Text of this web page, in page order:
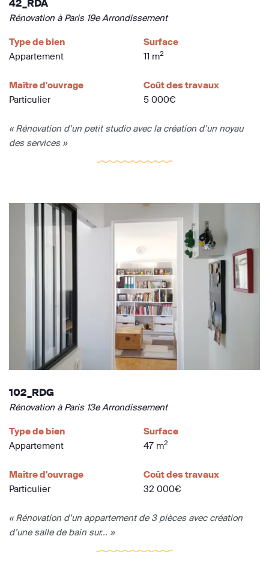
42_RDA
Rénovation à Paris 19e Arrondissement
Type de bien
Appartement
Surface
11 m2
Maître d'ouvrage
Particulier
Coût des travaux
5 000€
« Rénovation d’un petit studio avec la création d’un noyau
des services »
102_RDG
Rénovation à Paris 13e Arrondissement
Type de bien
Appartement
Surface
47 m2
Maître d'ouvrage
Particulier
Coût des travaux
32 000€
« Rénovation d’un appartement de 3 pièces avec création
d’une salle de bain sur... »